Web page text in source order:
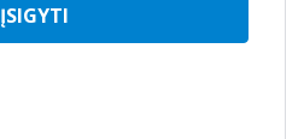
ĮSIGYTI